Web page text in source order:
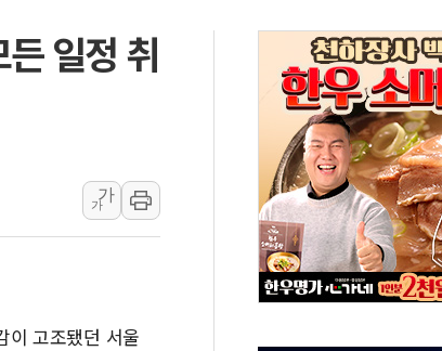
민석, 강원·대구·경북 경선서 정청래에 승리…金 48.54% vs 鄭
보] 민주, 강원·대구·경북 경선 결과...김민석 48.54% 정청래
[속보] 민주, 경북 경선 결과 발표...김민석 47.37% 정청래 45.71%
[속보] 민주, 대구 경선 결과 발표...정청래 47.82% 김민석 46.35%
[속보] 민주, 강원 경선 결과 발표...김민석 50.30% 정청래 41.94%
정재헌 CEO, SKT 장기고객 400명 맞이…"마음 잇는 시간 되길"
태원, 노소영에 9440억 지급 확정되나…재상고 앞두고 막판 셈법
하나금융, 명동 소상공인에 '행복상자' 전달
인천시 광복절 현수막 '태극기 거꾸로' 논란…이틀만에 철거
무청, 보충역 전면 손질… 예술·체육요원 최대 33% 감축
일정 취
가
가
이 고조됐던 서울